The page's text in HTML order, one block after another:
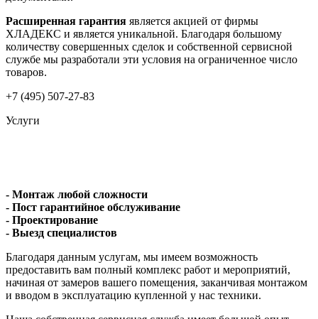
Расширенная гарантия является акцией от фирмы
ХЛАДЕКС и является уникальной. Благодаря большому
количеству совершенных сделок и собственной сервисной
службе мы разработали эти условия на ограниченное число
товаров.
+7 (495) 507-27-83
Услуги
- Монтаж любой сложности
- Пост гарантийное обслуживание
- Проектирование
- Выезд специалистов
Благодаря данным услугам, мы имеем возможность
предоставить вам полный комплекс работ и мероприятий,
начиная от замеров вашего помещения, заканчивая монтажом
и вводом в эксплуатацию купленной у нас техники.